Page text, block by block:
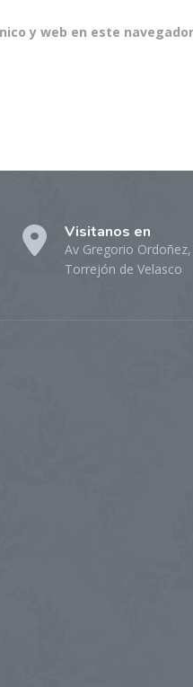
y web en este
Visitanos en
Av Gregorio Ordoñez,
Torrejón de Velasco